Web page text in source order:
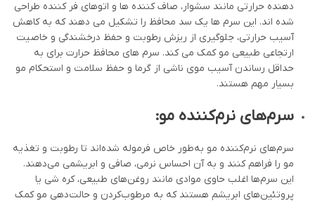
دهنده حرارتی مانند سشوار، صاف کننده ها و اتوهای فر کننده طراحی
شده اند. این سرم ها یک سد محافظ را تشکیل می دهند که به کاهش
آسیب حرارتی، جلوگیری از ریزش رطوبت و حفظ درخشندگی و خاصیت
ارتجاعی طبیعی مو کمک می کند. سرم های محافظ حرارت برای به
حداقل رساندن آسیب موی ناشی از گرما و حفظ سلامت و استحکام مو
بسیار مهم هستند.
سرم‌های نرم‌کننده مو:
سرم‌های نرم‌کننده مو به‌طور خاص فرموله شده‌اند تا رطوبت و تغذیه
مو را فراهم کنند و به آن احساس نرمی، صافی و ابریشمی می‌دهند.
این سرم‌ها اغلب حاوی موادی مانند روغن‌های طبیعی، کره شی یا
پروتئین‌های ابریشم هستند که به مرطوب‌کردن و حالت‌دهی مو کمک